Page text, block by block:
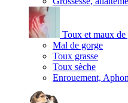
Toux et maux de
Mal de gorge
Toux grasse
Toux sèche
Enrouement,